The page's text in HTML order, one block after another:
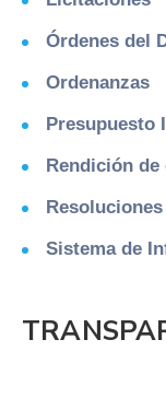
Órdenes del
Ordenanzas
Presupuesto
Rendición de
Resoluciones
Sistema de